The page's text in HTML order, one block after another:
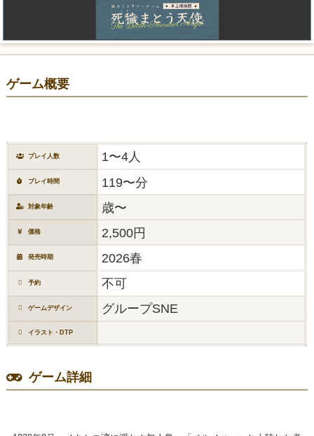
ゲーム概要
プレイ人数 1〜4人
プレイ時間 119〜分
対象年齢 歳〜
価格 2,500円
発売時期 2026春
予約 不可
ゲームデザイン グループSNE
イラスト・DTP
ゲーム詳細